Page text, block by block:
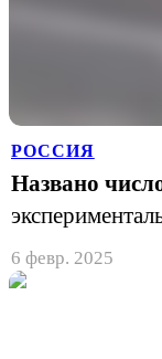
РОССИЯ
Названо
6 февр. 2025